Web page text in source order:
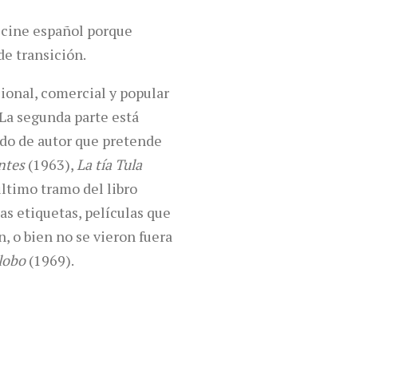
español porque
transición.
comercial y popular
segunda parte está
de autor que pretende
(1963),La tía Tula
tramo del libro
etiquetas, películas que
o bien no se vieron fuera
(1969).